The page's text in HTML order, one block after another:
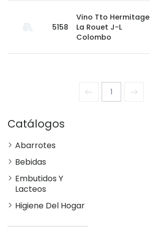
5158
Vino Tto Hermitage
La Rouet J-L
Colombo
1
Catálogos
Abarrotes
Bebidas
Embutidos Y
Lacteos
Higiene Del Hogar